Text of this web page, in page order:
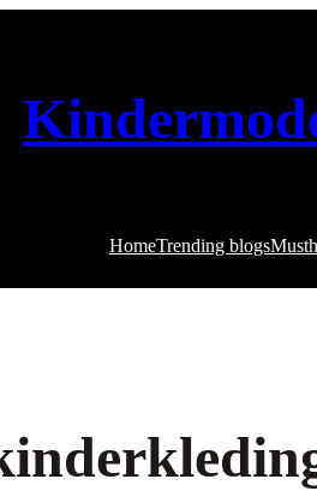
HomeTrending blogs